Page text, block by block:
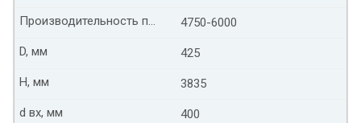
4750-6000
Производительность по воздуху м3/ч
425
D, мм
3835
Н, мм
400
d вх, мм